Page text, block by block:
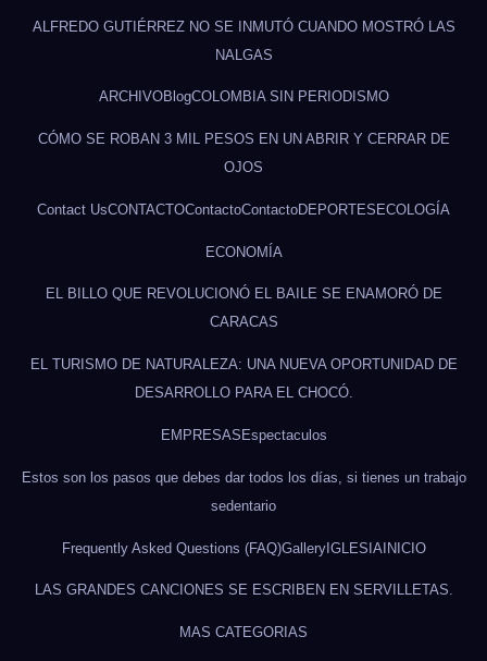
ALFREDO GUTIÉRREZ NO SE INMUTÓ CUANDO MOSTRÓ LAS
NALGAS
ARCHIVOBlogCOLOMBIA SIN PERIODISMO
CÓMO SE ROBAN 3 MIL PESOS EN UN ABRIR Y CERRAR DE
OJOS
Contact UsCONTACTOContactoContactoDEPORTES ECOLOGÍA
ECONOMÍA
EL BILLO QUE REVOLUCIONÓ EL BAILE SE ENAMORÓ DE
CARACAS
EL TURISMO DE NATURALEZA: UNA NUEVA OPORTUNIDAD DE
DESARROLLO PARA EL CHOCÓ.
EMPRESAS Espectaculos
Estos son los pasos que debes dar todos los días, si tienes un trabajo
sedentario
Frequently Asked Questions (FAQ)GalleryIGLESIAINICIO
LAS GRANDES CANCIONES SE ESCRIBEN EN SERVILLETAS.
MAS CATEGORIAS